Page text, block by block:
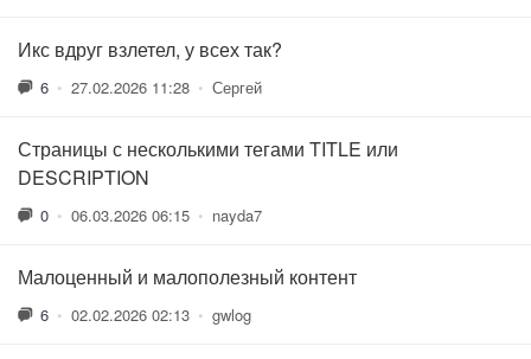
Икс вдруг взлетел, у всех так?
6 • 27.02.2026 11:28 • Сергей
Страницы с несколькими тегами TITLE или
DESCRIPTION
0 • 06.03.2026 06:15 • nayda7
Малоценный и малополезный контент
6 • 02.02.2026 02:13 • gwlog